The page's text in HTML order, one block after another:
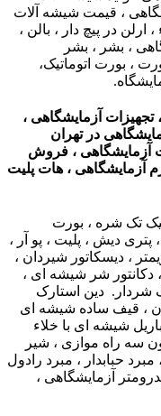
، قیمت شیشه آلات
ارلن در پیچ دار ، بالن ،
، بشر ، بشر
، بورت اتوماتیک،
تجهیزات آزمایشگاهی ،
در تهران
، فروش
آزمایشگاهی ، هات پلیت
تک شره ، بورت
پتری دیش ، پلیت ، پو آر ،
، دیسکاتور شیردان ،
، دکانتور شر شیشه ای ،
شردار. دین استارک
، قیف ساده شیشه ای
شیشه ای با خلاء
سه راه موازی ، شیر
حبابدار ، مبرد رادول
آزمایشگاهی ،